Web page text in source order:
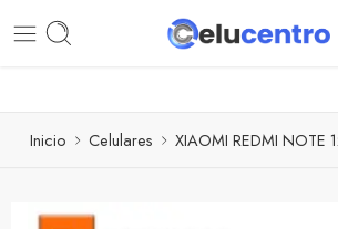
PAGA A CUOTAS CON ADDI
Inicio Celulares XIAOMI REDMI NOTE